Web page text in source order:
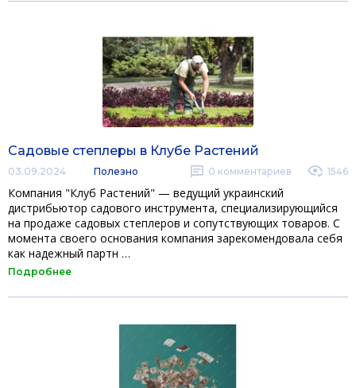
Садовые степлеры в Клубе Растений
03.09.2024 Полезно 0 комментариев 1546
Компания "Клуб Растений" — ведущий украинский
дистрибьютор садового инструмента, специализирующийся
на продаже садовых степлеров и сопутствующих товаров. С
момента своего основания компания зарекомендовала себя
как надежный партн …
Подробнее